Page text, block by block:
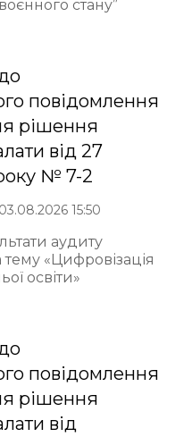
стану”
повідомлення
рішення
від 27
№ 7-2
03.08.2026 15:50
аудиту
тему «Цифровізація
освіти»
повідомлення
рішення
від